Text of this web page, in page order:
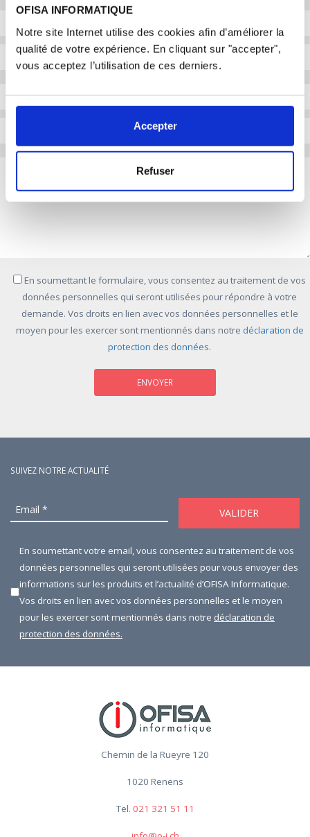
OFISA INFORMATIQUE
Notre site Internet utilise des cookies afin d’améliorer la
qualité de votre expérience. En cliquant sur "accepter",
vous acceptez l’utilisation de ces derniers.
Accepter
Refuser
En soumettant le formulaire, vous consentez au traitement de vos
données personnelles qui seront utilisées pour répondre à votre
demande. Vos droits en lien avec vos données personnelles et le
moyen pour les exercer sont mentionnés dans notre déclaration de
protection des données.
SUIVEZ NOTRE ACTUALITÉ
En soumettant votre email, vous consentez au traitement de vos
données personnelles qui seront utilisées pour vous envoyer des
informations sur les produits et l’actualité d’OFISA Informatique.
Vos droits en lien avec vos données personnelles et le moyen
pour les exercer sont mentionnés dans notre déclaration de
protection des données.
Chemin de la Rueyre 120
1020 Renens
Tel. 021 321 51 11